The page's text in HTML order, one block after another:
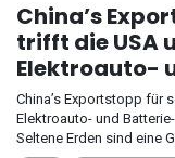
China’s
trifft die USA
Elektroauto-
China’s Exportstopp für
Elektroauto- und
Seltene Erden sind eine